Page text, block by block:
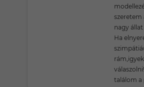
szeretem
nagy
Ha
találom a